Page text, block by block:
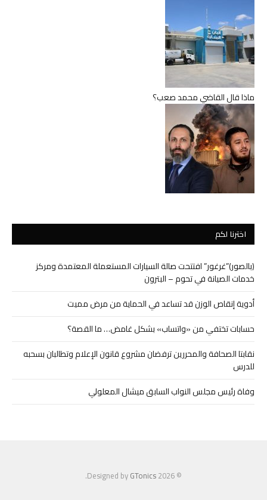
ماذا قال القاضي محمد صعب؟
اخترنا لكم
(بالصور)”غرغور” افتتحت صالة السيارات المستعملة المعتمدة ومركز
خدمات الصيانة في تحوم – البترون
أدوية إنقاص الوزن قد تساعد في الحماية من مرض مميت
حسابات تختفي من «واتساب» بشكل غامض… ما القصة؟
نقابتا الصحافة والمحررين ترفضان مشروع قانون الإعلام وتطالبان بسحبه
للدرس
وفاة رئيس مجلس النواب السابق ميشال المعلولي
© 2026 Designed by
GTonics
.